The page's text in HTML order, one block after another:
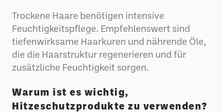
Trockene Haare benötigen intensive
Feuchtigkeitspflege. Empfehlenswert sind
tiefenwirksame Haarkuren und nährende Öle,
die die Haarstruktur regenerieren und für
zusätzliche Feuchtigkeit sorgen.
Warum ist es wichtig,
Hitzeschutzprodukte zu verwenden?